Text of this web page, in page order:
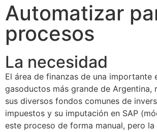
Automatizar
procesos
La necesidad
El área de finanzas de una importante
gasoductos más grande de
sus diversos fondos comunes de
impuestos y su imputación en SAP
este proceso de forma manual, pero